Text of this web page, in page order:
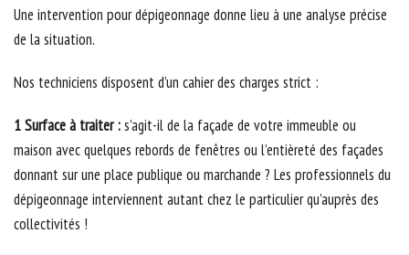
Une intervention pour dépigeonnage donne lieu à une analyse précise
de la situation.
Nos techniciens disposent d’un cahier des charges strict :
1 Surface à traiter :s’agit-il de la façade de votre immeuble ou
maison avec quelques rebords de fenêtres ou l’entièreté des façades
donnant sur une place publique ou marchande ? Les professionnels du
dépigeonnage interviennent autant chez le particulier qu’auprès des
collectivités !